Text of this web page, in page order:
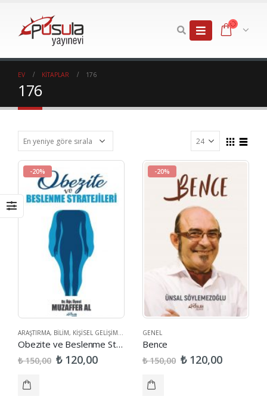
EV KITAPLAR 176
176
-20%
ARAŞTIRMA, BILIM, KIŞISEL GELIŞIM,SAĞLIK
Obezite ve Beslenme Stratejileri
₺150,00 ₺120,00
-20%
GENEL
Bence
₺150,00 ₺120,00